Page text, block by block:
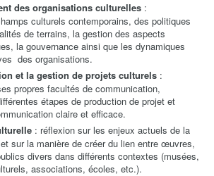
des organisations culturelles:
culturels contemporains, des politiques
de terrains, la gestion des aspects
la gouvernance ainsi que les dynamiques
des organisations.
et la gestion de projets culturels:
propres facultés de communication,
étapes de production de projet et
claire et efficace.
: réflexion sur les enjeux actuels de la
sur la manière de créer du lien entre œuvres,
divers dans différents contextes (musées,
associations, écoles, etc.).